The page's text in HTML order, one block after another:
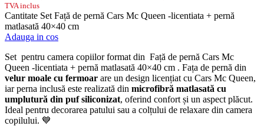
TVA inclus
Cantitate Set Față de pernă Cars Mc Queen -licentiata + pernă
matlasată 40×40 cm
Adauga in cos
Set pentru camera copiilor format din Față de pernă Cars Mc
Queen -licentiata + pernă matlasată 40×40 cm . Fața de pernă din
velur moale cu fermoar are un design licențiat cu Cars Mc Queen,
iar perna inclusă este realizată din microfibră matlasată cu
umplutură din puf siliconizat, oferind confort și un aspect plăcut.
Ideal pentru decorarea patului sau a colțului de relaxare din camera
copilului. 💙